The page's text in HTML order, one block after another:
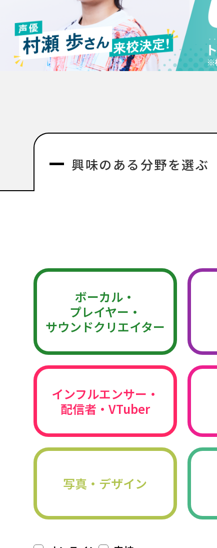
興味のある分野を選ぶ
ボーカル・
プレイヤー・
サウンドクリエイター
インフルエンサー・
配信者・VTuber
写真・デザイン